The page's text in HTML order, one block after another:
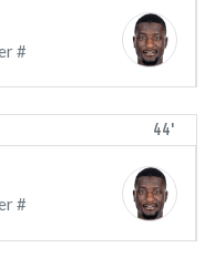
#
44'
#